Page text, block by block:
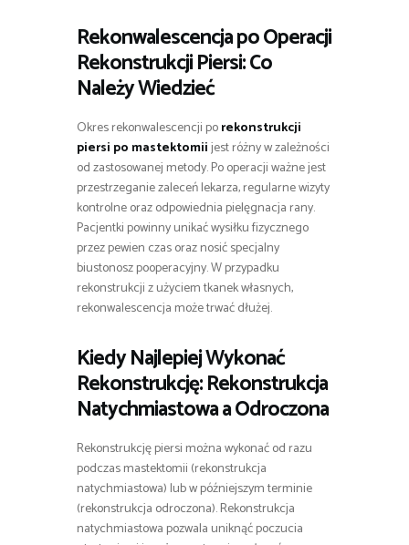
Rekonwalescencja po Operacji
Rekonstrukcji Piersi: Co
Należy Wiedzieć
Okres rekonwalescencji porekonstrukcji
piersi po mastektomiijest różny w zależności
od zastosowanej metody. Po operacji ważne jest
przestrzeganie zaleceń lekarza, regularne wizyty
kontrolne oraz odpowiednia pielęgnacja rany.
Pacjentki powinny unikać wysiłku fizycznego
przez pewien czas oraz nosić specjalny
biustonosz pooperacyjny. W przypadku
rekonstrukcji z użyciem tkanek własnych,
rekonwalescencja może trwać dłużej.
Kiedy Najlepiej Wykonać
Rekonstrukcję: Rekonstrukcja
Natychmiastowa a Odroczona
Rekonstrukcję piersi można wykonać od razu
podczas mastektomii (rekonstrukcja
natychmiastowa) lub w późniejszym terminie
(rekonstrukcja odroczona). Rekonstrukcja
natychmiastowa pozwala uniknąć poczucia